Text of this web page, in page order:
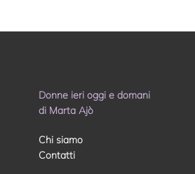
Donne ieri oggi e domani
di Marta Ajò
Chi siamo
Contatti